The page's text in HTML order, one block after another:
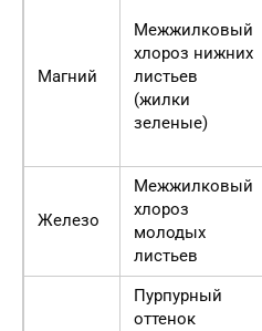
Магний
Межжилковый
хлороз нижних
листьев
(жилки
зеленые)
Железо
Межжилковый
хлороз
молодых
листьев
Пурпурный
оттенок